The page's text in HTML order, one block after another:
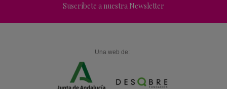
Suscríbete a nuestra Newsletter
Una web de: